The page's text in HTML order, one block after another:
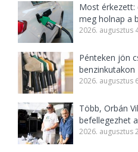
Most érkezett:
meg holnap a
2026. augusztus
Pénteken jön
benzinkutakon
2026. augusztus
Több, Orbán
befellegezhet
2026. augusztus